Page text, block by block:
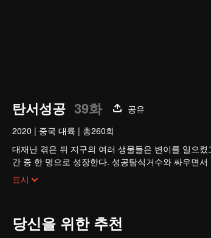
탄서성공 39화
공유
2020 | 중국 대륙 | 총260회
대재난 겪은 뒤 지구의 여러 생물들은 변이를 일으
간 중 한 명으로 성장한다. 성공탐식거수와 싸우면
구를 벗어나 우주로 발을 내딛기 시작한다.
표시
당신을 위한 추천